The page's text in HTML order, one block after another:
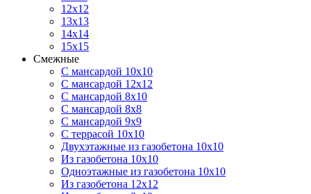
12х12
13х13
14х14
15х15
Смежные
С мансардой 10х10
С мансардой 12х12
С мансардой 8х10
С мансардой 8х8
С мансардой 9х9
С террасой 10х10
Двухэтажные из газобетона 10х10
Из газобетона 10х10
Одноэтажные из газобетона 10х10
Из газобетона 12х12